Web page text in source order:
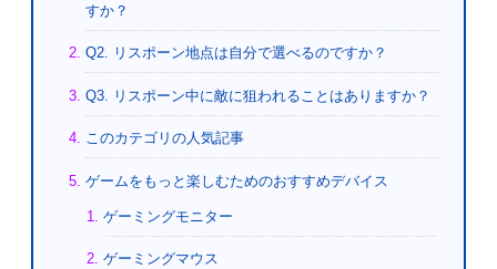
すか？
Q2. リスポーン地点は自分で選べるのですか？
Q3. リスポーン中に敵に狙われることはありますか？
このカテゴリの人気記事
ゲームをもっと楽しむためのおすすめデバイス
ゲーミングモニター
ゲーミングマウス